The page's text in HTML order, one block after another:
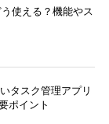
使える？機能やス
タスク管理アプリ
ポイント